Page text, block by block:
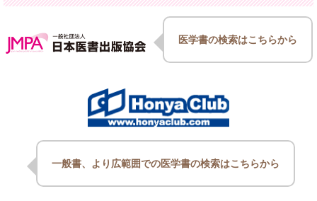
医学書の検索はこちらから
一般書、より広範囲での医学書の検索はこちらから